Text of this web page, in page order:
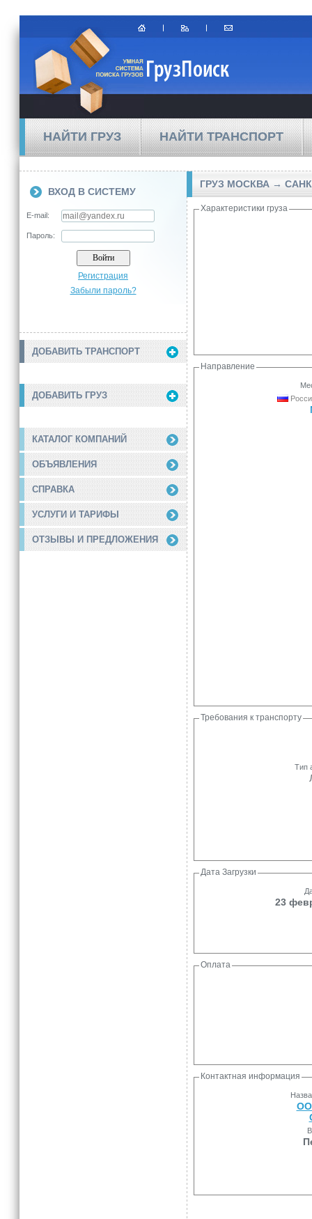
НАЙТИ ГРУЗ НАЙТИ ТРАНСПОРТ
ВХОД В СИСТЕМУ
E-mail:
Пароль:
Регистрация
Забыли пароль?
ДОБАВИТЬ ТРАНСПОРТ
ДОБАВИТЬ ГРУЗ
КАТАЛОГ КОМПАНИЙ
ОБЪЯВЛЕНИЯ
СПРАВКА
УСЛУГИ И ТАРИФЫ
ОТЗЫВЫ И ПРЕДЛОЖЕНИЯ
ГРУЗ МОСКВА →
Характеристики груза
Направление
Требования к транспорту
Тип
Дата Загрузки
23
Оплата
Контактная информация